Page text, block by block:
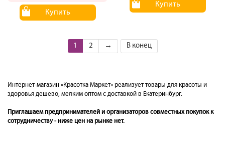
Купить
Купить
1 2 → В конец
Интернет-магазин «Красотка Маркет» реализует товары для красоты и
здоровья дешево, мелким оптом с доставкой в Екатеринбург.
Приглашаем предпринимателей и организаторов совместных покупок к
сотрудничеству - ниже цен на рынке нет.